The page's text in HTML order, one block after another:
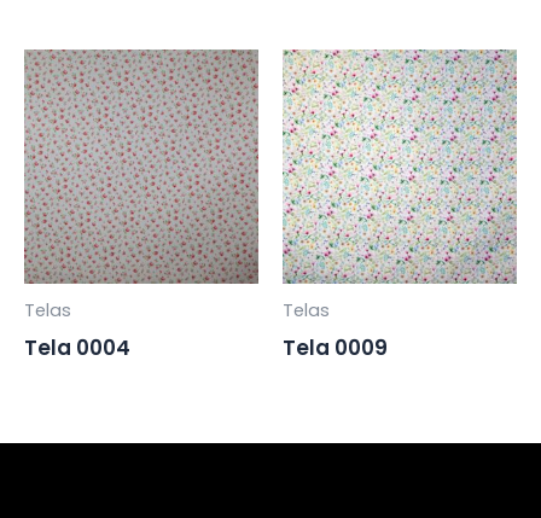
Telas
Tela 0004
Telas
Tela 0009